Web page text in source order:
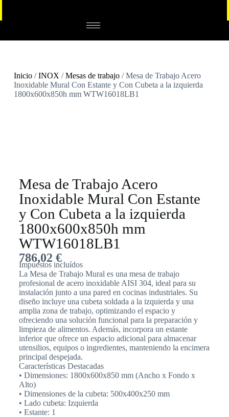
Inicio/INOX /Mesas de trabajo/ Mesa de Trabajo Acero
Inoxidable Mural Con Estante y Con Cubeta a la izquierda
1800x600x850h mm WTW16018LB1
Mesa de Trabajo Acero
Inoxidable Mural Con Estante
y Con Cubeta a la izquierda
1800x600x850h mm
WTW16018LB1
786,02 €
Impuestos incluídos
La Mesa de Trabajo Mural es una mesa de trabajo
profesional de acero inoxidable AISI 304, ideal para su
instalación junto a una pared en cocinas industriales. Su
diseño incluye una cubeta soldada a la izquierda y una
amplia zona de trabajo, optimizando el espacio y
ofreciendo una solución funcional para la preparación y
limpieza de alimentos. Además, incorpora un estante
inferior que ofrece un espacio adicional para almacenar
utensilios, equipos o ingredientes, manteniendo la encimera
principal despejada.
Características Destacadas
• Dimensiones: 1800x600x850 mm (Ancho x Fondo x
Alto)
• Dimensiones de la cubeta: 500x400x250 mm
• Lado cubeta: Izquierda
• Estante: 1